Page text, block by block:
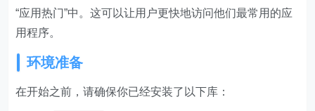
“应用热门”中。这可以让用户更快地访问他们最常用的应
用程序。
环境准备
在开始之前，请确保你已经安装了以下库：